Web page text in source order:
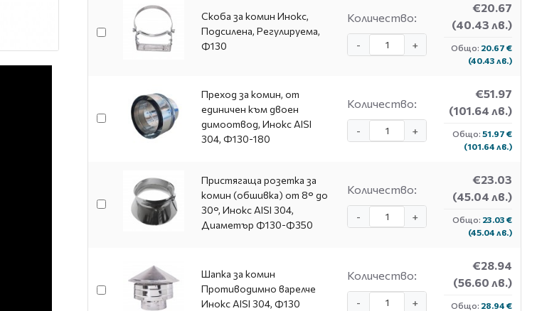
Скоба за комин Инокс,
Подсилена, Регулируема,
Ф130
Количество:
- +
€20.67
(40.43 лв.)
Общо: 20.67 €
(40.43 лв.)
Преход за комин, от
единичен към двоен
димоотвод, Инокс AISI
304, Φ130-180
Количество:
- +
€51.97
(101.64 лв.)
Общо: 51.97 €
(101.64 лв.)
Пристягаща розетка за
комин (обшивка) от 8° до
30°, Инокс AISI 304,
Диаметър Ф130-Ф350
Количество:
- +
€23.03
(45.04 лв.)
Общо: 23.03 €
(45.04 лв.)
Шапка за комин
Противодимно варелче
Инокс AISI 304, Ф130
Количество:
- +
€28.94
(56.60 лв.)
Общо: 28.94 €